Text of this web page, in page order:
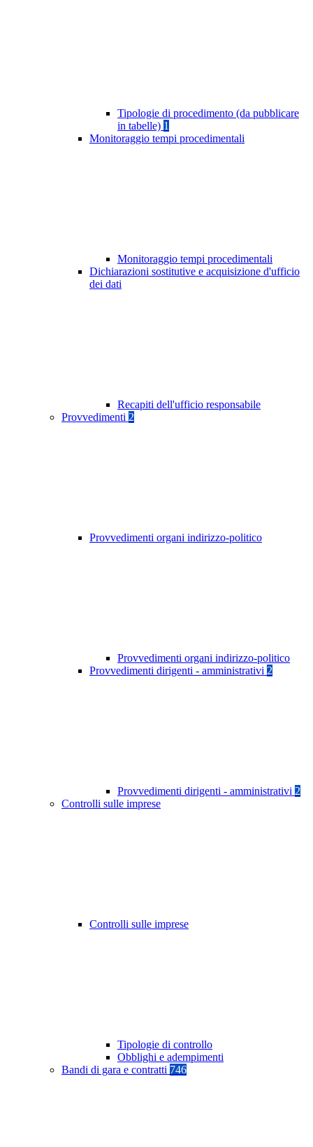
Tipologie di procedimento (da pubblicare
in tabelle) 1
Monitoraggio tempi procedimentali
Monitoraggio tempi procedimentali
Dichiarazioni sostitutive e acquisizione d'ufficio
dei dati
Recapiti dell'ufficio responsabile
Provvedimenti 2
Provvedimenti organi indirizzo-politico
Provvedimenti organi indirizzo-politico
Provvedimenti dirigenti - amministrativi 2
Provvedimenti dirigenti - amministrativi 2
Controlli sulle imprese
Controlli sulle imprese
Tipologie di controllo
Obblighi e adempimenti
Bandi di gara e contratti 746